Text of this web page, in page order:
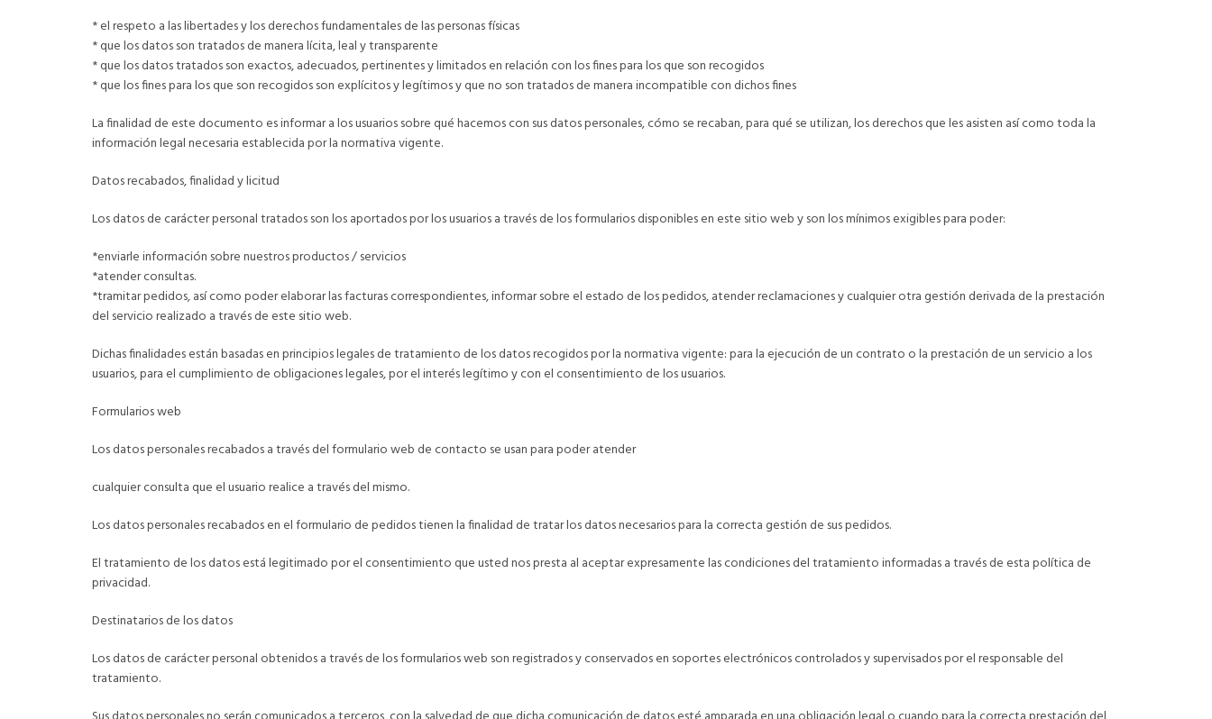
* el respeto a las libertades y los derechos fundamentales de las personas físicas
* que los datos son tratados de manera lícita, leal y transparente
* que los datos tratados son exactos, adecuados, pertinentes y limitados en relación con los fines para los que son recogidos
* que los fines para los que son recogidos son explícitos y legítimos y que no son tratados de manera incompatible con dichos fines
La finalidad de este documento es informar a los usuarios sobre qué hacemos con sus datos personales, cómo se recaban, para qué se utilizan, los derechos que les asisten así como toda la
información legal necesaria establecida por la normativa vigente.
Datos recabados, finalidad y licitud
Los datos de carácter personal tratados son los aportados por los usuarios a través de los formularios disponibles en este sitio web y son los mínimos exigibles para poder:
*enviarle información sobre nuestros productos / servicios
*atender consultas.
*tramitar pedidos, así como poder elaborar las facturas correspondientes, informar sobre el estado de los pedidos, atender reclamaciones y cualquier otra gestión derivada de la prestación
del servicio realizado a través de este sitio web.
Dichas finalidades están basadas en principios legales de tratamiento de los datos recogidos por la normativa vigente: para la ejecución de un contrato o la prestación de un servicio a los
usuarios, para el cumplimiento de obligaciones legales, por el interés legítimo y con el consentimiento de los usuarios.
Formularios web
Los datos personales recabados a través del formulario web de contacto se usan para poder atender
cualquier consulta que el usuario realice a través del mismo.
Los datos personales recabados en el formulario de pedidos tienen la finalidad de tratar los datos necesarios para la correcta gestión de sus pedidos.
El tratamiento de los datos está legitimado por el consentimiento que usted nos presta al aceptar expresamente las condiciones del tratamiento informadas a través de esta política de
privacidad.
Destinatarios de los datos
Los datos de carácter personal obtenidos a través de los formularios web son registrados y conservados en soportes electrónicos controlados y supervisados por el responsable del
tratamiento.